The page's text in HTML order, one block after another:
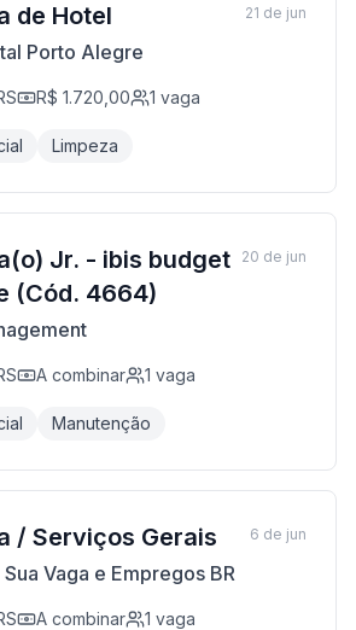
de Hotel
Porto Alegre
R$ 1.720,00 1 vaga
Limpeza
21 de jun
Jr. - ibis budget
(Cód. 4664)
A combinar 1 vaga
Manutenção
20 de jun
/ Serviços Gerais
Vaga e Empregos BR
A combinar 1 vaga
6 de jun